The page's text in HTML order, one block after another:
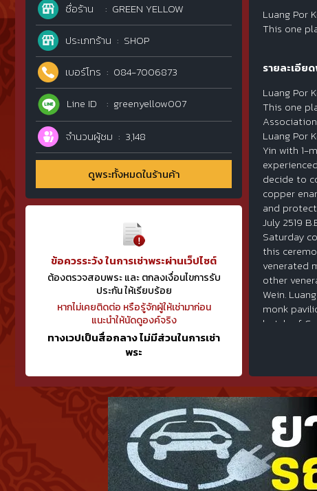
ชื่อร้าน
GREEN YELLOW
ประเภทร้าน
SHOP
เบอร์โทร
084-7006873
Line ID
greenyellow007
จำนวนผู้ชม 3,148
ดูพระทั้งหมดในร้านค้า
ข้อควรระวัง ในการเช่าพระผ่านเว็ปไซต์
ต้องตรวจสอบพระ และ ตกลงเงื่อนไขการรับ
ประกัน ให้เรียบร้อย
หากไม่เคยติดต่อ หรือรู้จักผู้ให้เช่ามาก่อน
แนะนำให้นัดดูองค์จริง
ทางเวปเป็นสื่อกลาง ไม่มีส่วนในการเช่า
พระ
Luang Por
This one
รายละเอีย
Luang Por
This one
Luang Por
Yin with 1-
decide to
copper
and
July 2519
Saturday
this
venerated
other
Wein.
monk
batch of
(mobile
เนื้อเงิน อง
ตะวันออก
สูง ๑ เมตร
ค้าขายเจริ
เจ้าแม่กวนอิ
กวนอิมประ
ปริสุทโธ ใ